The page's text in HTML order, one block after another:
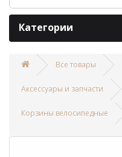
Категории
Все товары
Аксессуары и запчасти
Корзины велосипедные